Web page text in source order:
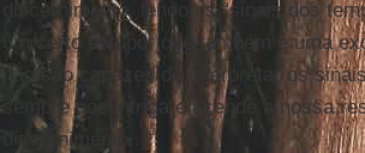
discernimento, lendo os “sinais dos
um certo estupor que também é uma
não são capazes de interpretar os
sempre nos intriga e acende a nossa
discernimento...